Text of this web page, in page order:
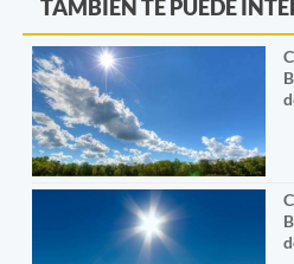
TAMBIÉN TE PUEDE